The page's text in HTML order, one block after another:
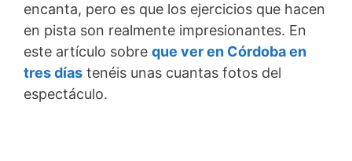
encanta, pero es que los ejercicios que hacen
en pista son realmente impresionantes. En
este artículo sobre que ver en Córdoba en
tres días tenéis unas cuantas fotos del
espectáculo.